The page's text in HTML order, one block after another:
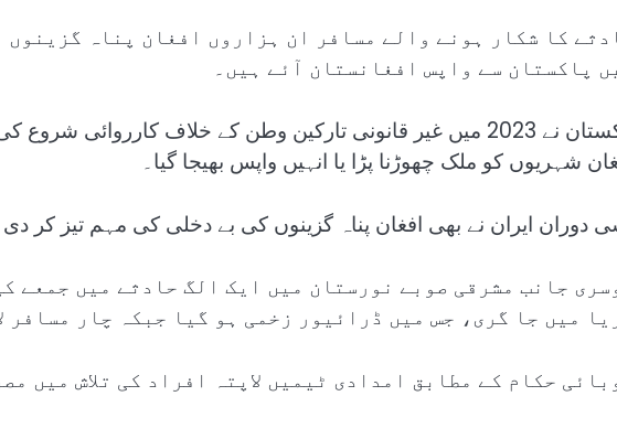
کا شکار ہونے والے مسافر ان ہزاروں افغان پناہ
پاکستان سے واپس افغانستان آئے ہیں۔
پاکستان نے 2023 میں غیر قانونی تارکین وطن کے خلاف
شہریوں کو ملک چھوڑنا پڑا یا انہیں واپس بھیجا گیا۔
دوران ایران نے بھی افغان پناہ گزینوں کی بے دخلی کی مہم تیز کر
جانب مشرقی صوبے نورستان میں ایک الگ حادثے میں جمعے
میں جا گری، جس میں ڈرائیور زخمی ہو گیا جبکہ چار مسافر
حکام کے مطابق امدادی ٹیمیں لاپتہ افراد کی تلاش میں